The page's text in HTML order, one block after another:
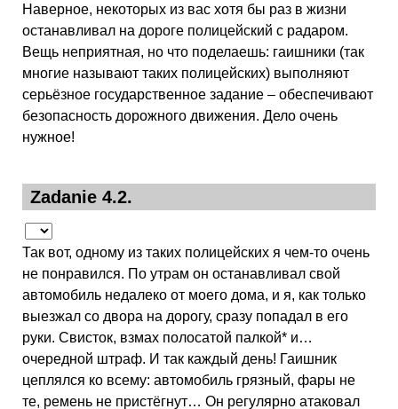
Наверное, некоторых из вас хотя бы раз в жизни
останавливал на дороге полицейский с радаром.
Вещь неприятная, но что поделаешь: гаишники (так
многие называют таких полицейских) выполняют
серьёзное государственное задание – обеспечивают
безопасность дорожного движения. Дело очень
нужное!
Zadanie 4.2.
Так вот, одному из таких полицейских я чем-то очень
не понравился. По утрам он останавливал свой
автомобиль недалеко от моего дома, и я, как только
выезжал со двора на дорогу, сразу попадал в его
руки. Свисток, взмах полосатой палкой* и…
очередной штраф. И так каждый день! Гаишник
цеплялся ко всему: автомобиль грязный, фары не
те, ремень не пристёгнут… Он регулярно атаковал